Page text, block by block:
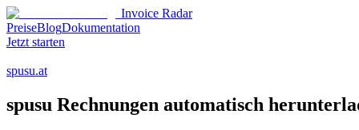
Invoice Radar
PreiseBlogDokumentation
Jetzt starten
spusu.at
spusu Rechnungen automatisch